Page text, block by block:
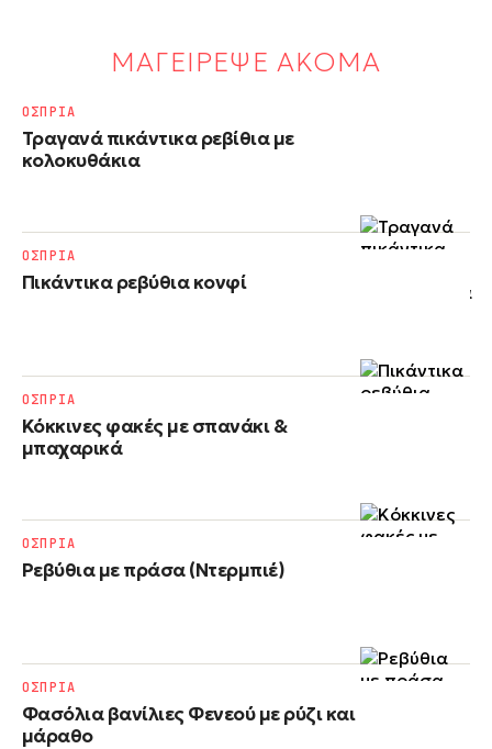
ΜΑΓΕΙΡΕΨΕ ΑΚΟΜΑ
Τραγανά πικάντικα ρεβίθια με
κολοκυθάκια
ΟΣΠΡΙΑ
Πικάντικα ρεβύθια κονφί
ΟΣΠΡΙΑ
Κόκκινες φακές με σπανάκι &
μπαχαρικά
ΟΣΠΡΙΑ
Ρεβύθια με πράσα (Ντερμπιέ)
ΟΣΠΡΙΑ
Φασόλια βανίλιες Φενεού με ρύζι και
μάραθο
ΟΣΠΡΙΑ